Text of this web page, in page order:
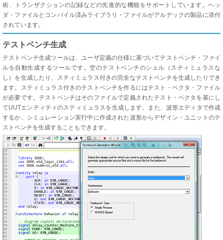
術、トランザクションの記録などの先進的な機能をサポートしています。ヘッ
ダ・ファイルとコンパイル済みライブラリ・ファイルがアルデックの製品に添付
されています。
テストベンチ生成
テストベンチ生成ツールは、ユーザ定義の仕様に基づいてテストベンチ・ファイ
ルを自動生成するツールです。空のテストベンチのシェル（スティミュラスな
し）を生成したり、スティミュラス付きの完全なテストベンチを生成したりでき
ます。スティミュラス付きのテストベンチを作るにはテスト・ベクタ・ファイル
が必要です。テストベンチはそのファイルで定義されたテスト・ベクタを基にし
てUUTエンティティのスティミュラスを生成します。また、波形エディタで作成
するか、シミュレーション実行中に作成された波形からデザイン・ユニットのテ
ストベンチを生成することもできます。